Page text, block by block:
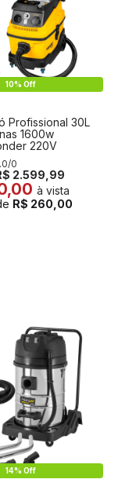
10% Off
Profissional 30L
1600w
220V
0
2.599,99
à vista
R$ 260,00
14% Off